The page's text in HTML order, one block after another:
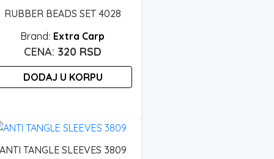
RUBBER BEADS SET 4028
Extra Carp
320 RSD
DODAJ U KORPU
TANGLE SLEEVES 3809